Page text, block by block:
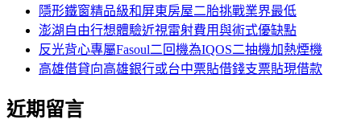
隱形鐵窗精品級和屏東房屋二胎挑戰業界最低
澎湖自由行想體驗近視雷射費用與術式優缺點
反光背心專屬Fasoul二回機為IQOS二抽機加熱煙機
高雄借貸向高雄銀行或台中票貼借錢支票貼現借款
近期留言